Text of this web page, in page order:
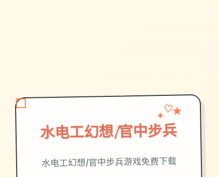
水电工幻想|官中步兵
✦♡ ★
水电工幻想|官中步兵游戏免费下载